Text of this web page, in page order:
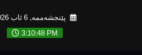
پێنجشەممە, 6 ئاب 2026
3:10:49 PM